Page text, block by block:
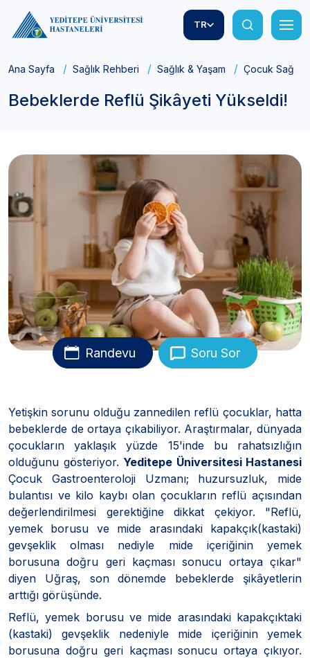
TR
Ana Sayfa Sağlık Rehberi Sağlık & Yaşam Çocuk Sağlığı
Bebeklerde Reflü Şikâyeti Yükseldi!
Randevu Soru Sor
Yetişkin sorunu olduğu zannedilen reflü çocuklar, hatta
bebeklerde de ortaya çıkabiliyor. Araştırmalar, dünyada
çocukların yaklaşık yüzde 15'inde bu rahatsızlığın
olduğunu gösteriyor. Yeditepe Üniversitesi Hastanesi
Çocuk Gastroenteroloji Uzmanı; huzursuzluk, mide
bulantısı ve kilo kaybı olan çocukların reflü açısından
değerlendirilmesi gerektiğine dikkat çekiyor. "Reflü,
yemek borusu ve mide arasındaki kapakçık(kastaki)
gevşeklik olması nediyle mide içeriğinin yemek
borusuna doğru geri kaçması sonucu ortaya çıkar"
diyen Uğraş, son dönemde bebeklerde şikâyetlerin
arttığı görüşünde.
Reflü, yemek borusu ve mide arasındaki kapakçıktaki
(kastaki) gevşeklik nedeniyle mide içeriğinin yemek
borusuna doğru geri kaçması sonucu ortaya çıkıyor.